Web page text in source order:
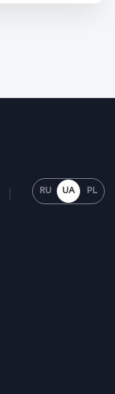
RU UA PL